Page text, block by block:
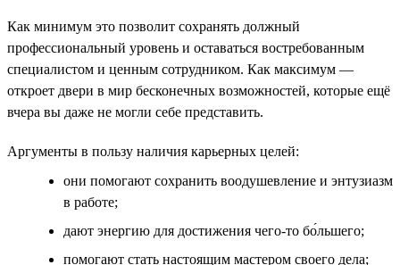
Как минимум это позволит сохранять должный
профессиональный уровень и оставаться востребованным
специалистом и ценным сотрудником. Как максимум —
откроет двери в мир бесконечных возможностей, которые ещё
вчера вы даже не могли себе представить.
Аргументы в пользу наличия карьерных целей:
они помогают сохранить воодушевление и энтузиазм
в работе;
дают энергию для достижения чего-то бо́льшего;
помогают стать настоящим мастером своего дела;